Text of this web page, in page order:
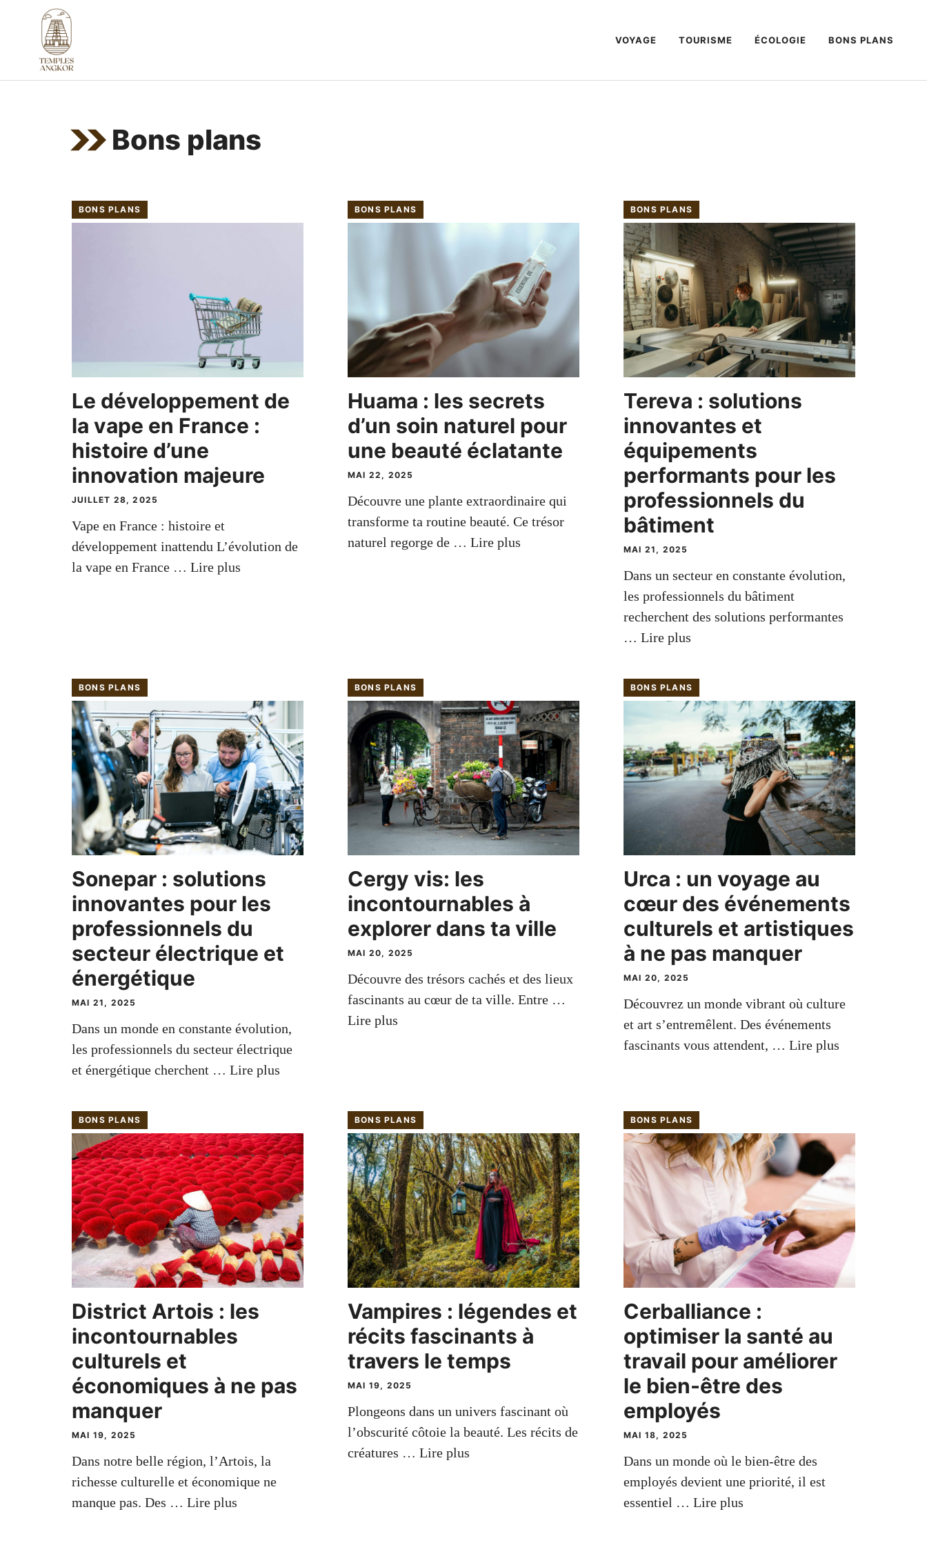
contenu
VOYAGE TOURISME ÉCOLOGIE BONS PLANS
Bons plans
BONS PLANS
Le développement de
la vape en France :
histoire d’une
innovation majeure
JUILLET 28, 2025
Vape en France : histoire et
développement inattendu L’évolution de
la vape en France … Lire plus
BONS PLANS
Huama : les secrets
d’un soin naturel pour
une beauté éclatante
MAI 22, 2025
Découvre une plante extraordinaire qui
transforme ta routine beauté. Ce trésor
naturel regorge de … Lire plus
BONS PLANS
Tereva : solutions
innovantes et
équipements
performants pour les
professionnels du
bâtiment
MAI 21, 2025
Dans un secteur en constante évolution,
les professionnels du bâtiment
recherchent des solutions performantes
… Lire plus
BONS PLANS
Sonepar : solutions
innovantes pour les
professionnels du
secteur électrique et
énergétique
MAI 21, 2025
Dans un monde en constante évolution,
les professionnels du secteur électrique
et énergétique cherchent … Lire plus
BONS PLANS
Cergy vis: les
incontournables à
explorer dans ta ville
MAI 20, 2025
Découvre des trésors cachés et des lieux
fascinants au cœur de ta ville. Entre …
Lire plus
BONS PLANS
Urca : un voyage au
cœur des événements
culturels et artistiques
à ne pas manquer
MAI 20, 2025
Découvrez un monde vibrant où culture
et art s’entremêlent. Des événements
fascinants vous attendent, … Lire plus
BONS PLANS
District Artois : les
incontournables
culturels et
économiques à ne pas
manquer
MAI 19, 2025
Dans notre belle région, l’Artois, la
richesse culturelle et économique ne
manque pas. Des … Lire plus
BONS PLANS
Vampires : légendes et
récits fascinants à
travers le temps
MAI 19, 2025
Plongeons dans un univers fascinant où
l’obscurité côtoie la beauté. Les récits de
créatures … Lire plus
BONS PLANS
Cerballiance :
optimiser la santé au
travail pour améliorer
le bien-être des
employés
MAI 18, 2025
Dans un monde où le bien-être des
employés devient une priorité, il est
essentiel … Lire plus